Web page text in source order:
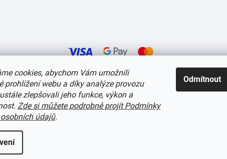
cookies, abychom Vám umožnili
prohlížení webu a díky analýze provozu
zlepšovali jeho funkce, výkon a
Zde si můžete podrobně projít Podmínky
údajů.
Odmítnout
cookies